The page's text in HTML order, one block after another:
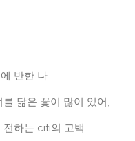
반한 나
닮은 꽃이 많이 있어,
하는 citi의 고백